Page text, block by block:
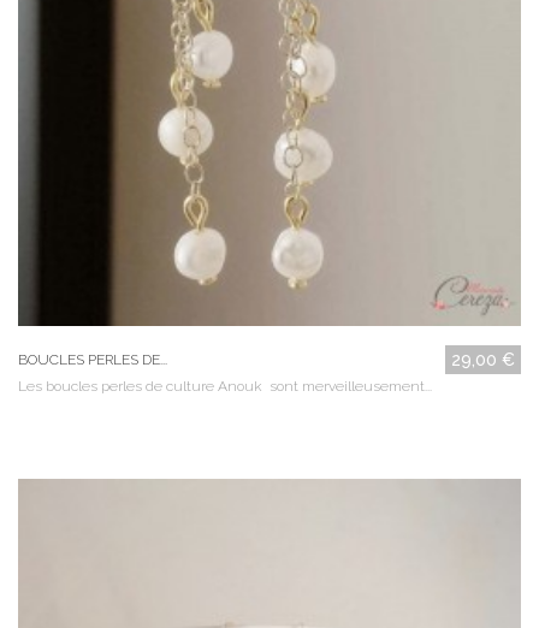
BOUCLES PERLES DE... 29,00 €
Les boucles perles de culture Anouk sont merveilleusement...